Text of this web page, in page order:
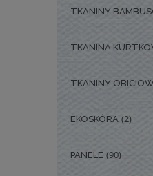
TKANINY
TKANINA
TKANINY
EKOSKÓRA (2)
PANELE (90)